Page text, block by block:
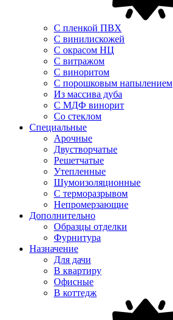
С пленкой ПВХ
С винилискожей
С окрасом НЦ
С витражом
С виноритом
С порошковым напылением
Из массива дуба
С МДФ винорит
Со стеклом
Специальные
Арочные
Двустворчатые
Решетчатые
Утепленные
Шумоизоляционные
С терморазрывом
Непромерзающие
Дополнительно
Образцы отделки
Фурнитура
Назначение
Для дачи
В квартиру
Офисные
В коттедж